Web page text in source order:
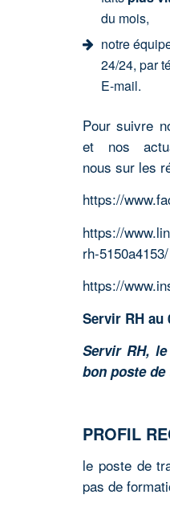
du mois,
notre
24/24, par
E-mail.
Pour suivre
et nos
nous sur les
https://
https://
rh-5150a4153/
https://
Servir RH au
Servir RH,
bon poste
PROFIL
le poste de
pas de